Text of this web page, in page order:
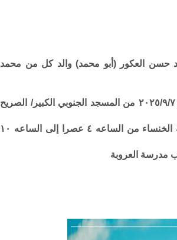
حسن العكور (أبو محمد) والد كل من محمد
وسيشيع جثمانه الطاهر من بعد صلاة عصر اليوم الاحد ٢٠٢٥/٩/٧ من المسجد الجنوبي الكبير/ الصريح
تقبل التعازي للرجال في مضافة العكور بجانب مدرسة الخنساء من الساعه ٤ عصرا إلى الساعه ١٠
مدرسة العروبة